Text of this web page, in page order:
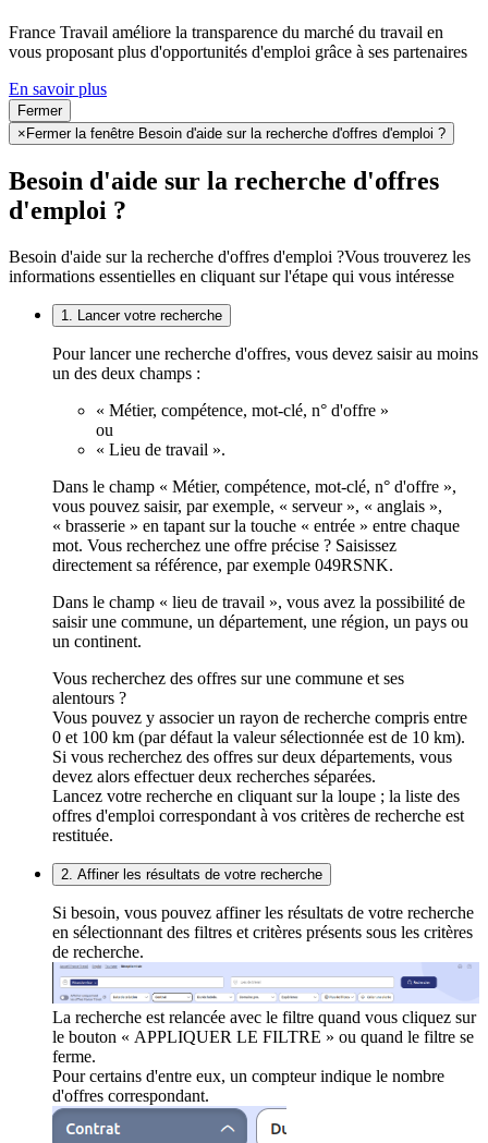
France Travail améliore la transparence du marché du travail en
vous proposant plus d'opportunités d'emploi grâce à ses partenaires
En savoir plus
Fermer
× Fermer la fenêtre Besoin d'aide sur la recherche d'offres d'emploi ?
Besoin d'aide sur la recherche d'offres
d'emploi ?
Besoin d'aide sur la recherche d'offres d'emploi ?Vous trouverez les
informations essentielles en cliquant sur l'étape qui vous intéresse
1. Lancer votre recherche
Pour lancer une recherche d'offres, vous devez saisir au moins
un des deux champs :
« Métier, compétence, mot-clé, n° d'offre »
ou
« Lieu de travail ».
Dans le champ « Métier, compétence, mot-clé, n° d'offre »,
vous pouvez saisir, par exemple, « serveur », « anglais »,
« brasserie » en tapant sur la touche « entrée » entre chaque
mot. Vous recherchez une offre précise ? Saisissez
directement sa référence, par exemple 049RSNK.
Dans le champ « lieu de travail », vous avez la possibilité de
saisir une commune, un département, une région, un pays ou
un continent.
Vous recherchez des offres sur une commune et ses
alentours ?
Vous pouvez y associer un rayon de recherche compris entre
0 et 100 km (par défaut la valeur sélectionnée est de 10 km).
Si vous recherchez des offres sur deux départements, vous
devez alors effectuer deux recherches séparées.
Lancez votre recherche en cliquant sur la loupe ; la liste des
offres d'emploi correspondant à vos critères de recherche est
restituée.
2. Affiner les résultats de votre recherche
Si besoin, vous pouvez affiner les résultats de votre recherche
en sélectionnant des filtres et critères présents sous les critères
de recherche.
La recherche est relancée avec le filtre quand vous cliquez sur
le bouton « APPLIQUER LE FILTRE » ou quand le filtre se
ferme.
Pour certains d'entre eux, un compteur indique le nombre
d'offres correspondant.